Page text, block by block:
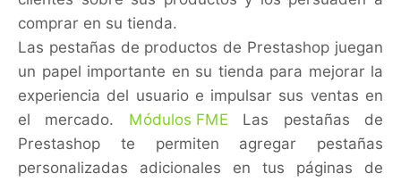
comprar en su tienda.
Las pestañas de productos de Prestashop juegan
un papel importante en su tienda para mejorar la
experiencia del usuario e impulsar sus ventas en
el mercado. Módulos FME Las pestañas de
Prestashop te permiten agregar pestañas
personalizadas adicionales en tus páginas de